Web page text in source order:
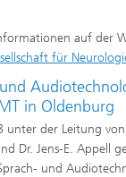
auf der
für
in Oldenburg
unter der Leitung von
Dr. Jens-E. Appell
und